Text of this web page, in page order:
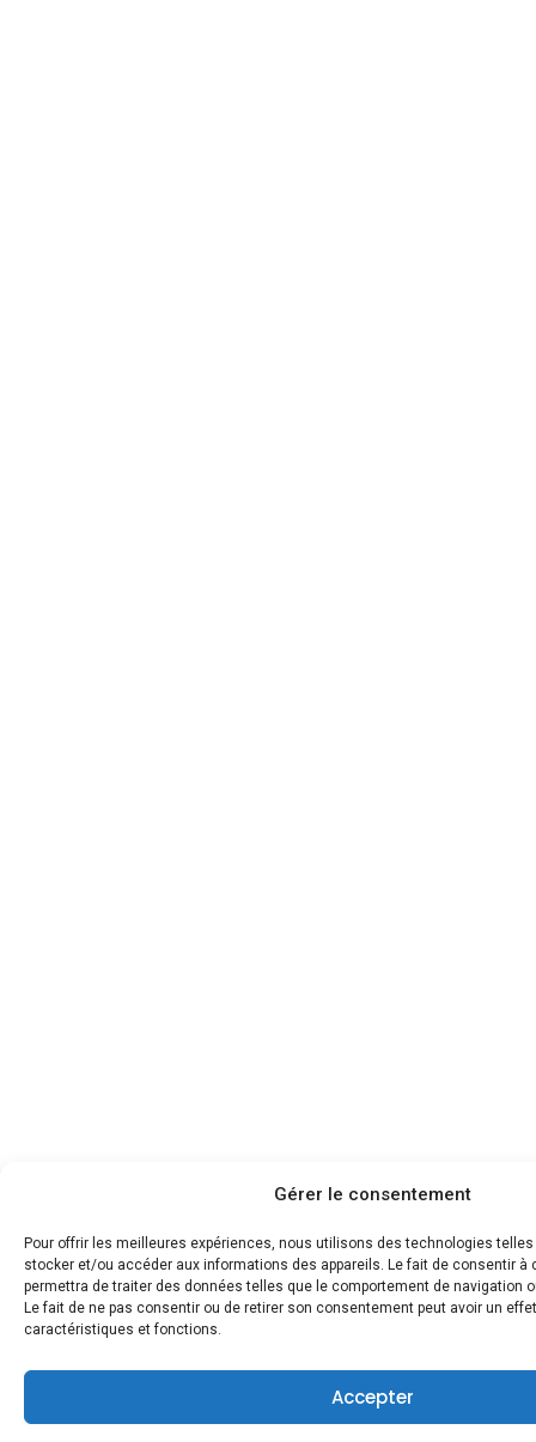
Gérer le consentement
Pour offrir les meilleures expériences, nous utilisons des technologies
stocker et/ou accéder aux informations des appareils. Le fait de consentir à
permettra de traiter des données telles que le comportement de navigation
Le fait de ne pas consentir ou de retirer son consentement peut avoir un
caractéristiques et fonctions.
Accepter